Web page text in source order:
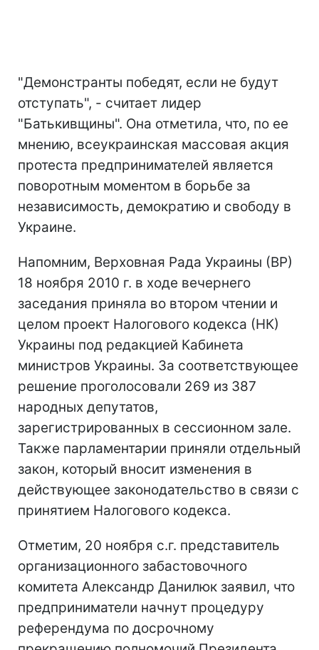
"Демонстранты победят, если не будут
отступать", - считает лидер
"Батькивщины". Она отметила, что, по ее
мнению, всеукраинская массовая акция
протеста предпринимателей является
поворотным моментом в борьбе за
независимость, демократию и свободу в
Украине.
Напомним, Верховная Рада Украины (ВР)
18 ноября 2010 г. в ходе вечернего
заседания приняла во втором чтении и
целом проект Налогового кодекса (НК)
Украины под редакцией Кабинета
министров Украины. За соответствующее
решение проголосовали 269 из 387
народных депутатов,
зарегистрированных в сессионном зале.
Также парламентарии приняли отдельный
закон, который вносит изменения в
действующее законодательство в связи с
принятием Налогового кодекса.
Отметим, 20 ноября с.г. представитель
организационного забастовочного
комитета Александр Данилюк заявил, что
предприниматели начнут процедуру
референдума по досрочному